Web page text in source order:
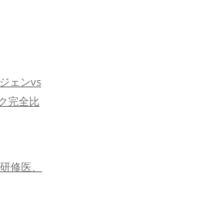
ェンvs
完全比
修医、